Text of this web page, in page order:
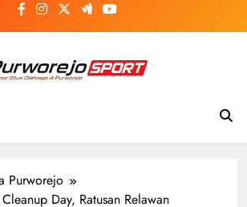
Purworejo
Day, Ratusan Relawan